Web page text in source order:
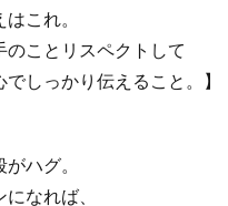
これ。
のことリスペクトして
しっかり伝えること。】
ハグ。
なれば、